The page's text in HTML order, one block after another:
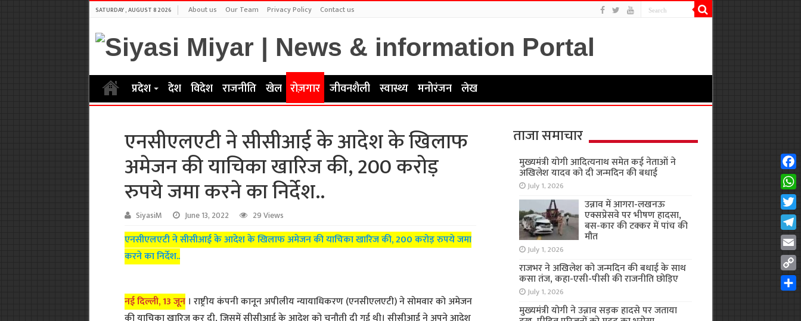
SATURDAY , AUGUST 8 2026 About us Our Team Privacy Policy Contact us
प्रदेश देश विदेश राजनीति खेल रोज़गार जीवनशैली स्वास्थ्य मनोरंजन लेख
एनसीएलएटी ने सीसीआई के आदेश के खिलाफ
अमेजन की याचिका खारिज की, 200 करोड़
रुपये जमा करने का निर्देश..
SiyasiM June 13, 2022 29 Views
एनसीएलएटी ने सीसीआई के आदेश के खिलाफ अमेजन की याचिका खारिज की, 200 करोड़ रुपये जमा
करने का निर्देश..
नई दिल्ली, 13 जून। राष्ट्रीय कंपनी कानून अपीलीय न्यायाधिकरण (एनसीएलएटी) ने सोमवार को अमेजन
ताजा समाचार
मुख्यमंत्री योगी आदित्यनाथ समेत कई नेताओं ने
अखिलेश यादव को दी जन्मदिन की बधाई
July 1, 2026
उन्नाव में आगरा-लखनऊ
एक्सप्रेसवे पर भीषण हादसा,
बस-कार की टक्कर में पांच की
मौत
July 1, 2026
राजभर ने अखिलेश को जन्मदिन की बधाई के साथ
कसा तंज, कहा-एसी-पीसी की राजनीति छोड़िए
July 1, 2026
मुख्यमंत्री योगी ने उन्नाव सड़क हादसे पर जताया
Copy
Link